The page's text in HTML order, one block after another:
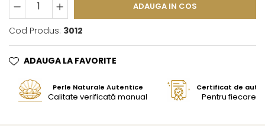
ADAUGA IN COS
Cod Produs: 3012
ADAUGA LA FAVORITE
Perle Naturale Autentice
Calitate verificată manual
Certificat de
Pentru fiecare